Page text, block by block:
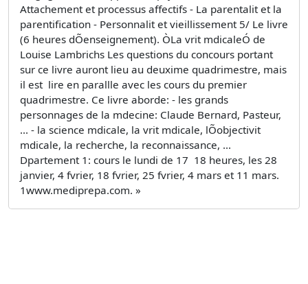
Attachement et processus affectifs - La parentalit et la
parentification - Personnalit et vieillissement 5/ Le livre
(6 heures dÕenseignement). ÒLa vrit mdicaleÓ de
Louise Lambrichs Les questions du concours portant
sur ce livre auront lieu au deuxime quadrimestre, mais
il est  lire en parallle avec les cours du premier
quadrimestre. Ce livre aborde: - les grands
personnages de la mdecine: Claude Bernard, Pasteur,
... - la science mdicale, la vrit mdicale, lÕobjectivit
mdicale, la recherche, la reconnaissance, ...
Dpartement 1: cours le lundi de 17  18 heures, les 28
janvier, 4 fvrier, 18 fvrier, 25 fvrier, 4 mars et 11 mars.
1www.mediprepa.com. »